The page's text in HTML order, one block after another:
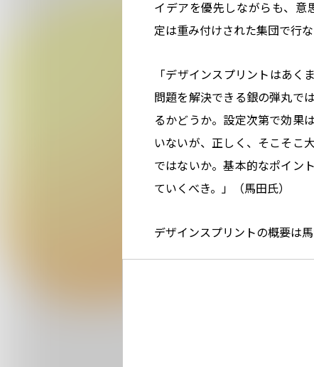
イデアを優先しながらも、意
定は重み付けされた集団で行な
「デザインスプリントはあく
問題を解決できる銀の弾丸で
るかどうか。設定次第で効果
いないが、正しく、そこそこ
ではないか。基本的なポイン
ていくべき。」（馬田氏）
デザインスプリントの概要は